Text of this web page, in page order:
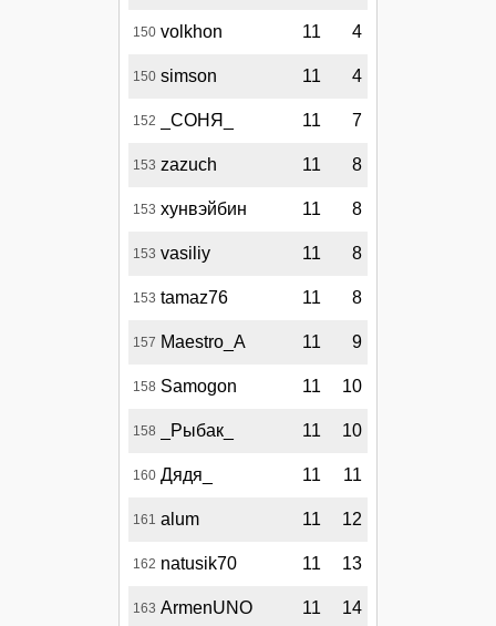
150 volkhon 11 4
150 simson 11 4
152 _СОНЯ_ 11 7
153 zazuch 11 8
153 хунвэйбин 11 8
153 vasiliy 11 8
153 tamaz76 11 8
157 Maestro_A 11 9
158 Samogon 11 10
158 _Рыбак_ 11 10
160 Дядя_ 11 11
161 alum 11 12
162 natusik70 11 13
163 ArmenUNO 11 14